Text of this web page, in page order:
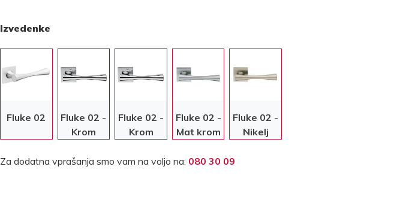
Izvedenke
Fluke 02
Fluke 02 -
Krom
Fluke 02 -
Krom
Fluke 02 -
Mat krom
Fluke 02 -
Nikelj
Za dodatna vprašanja smo vam na voljo na: 080 30 09